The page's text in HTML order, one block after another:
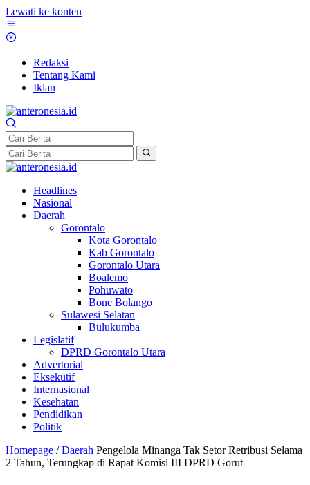
Lewati ke konten
Redaksi
Tentang Kami
Iklan
Headlines
Nasional
Daerah
Gorontalo
Kota Gorontalo
Kab Gorontalo
Gorontalo Utara
Boalemo
Pohuwato
Bone Bolango
Sulawesi Selatan
Bulukumba
Legislatif
DPRD Gorontalo Utara
Advertorial
Eksekutif
Internasional
Kesehatan
Pendidikan
Politik
Homepage / Daerah Pengelola Minanga Tak Setor Retribusi Selama
2 Tahun, Terungkap di Rapat Komisi III DPRD Gorut